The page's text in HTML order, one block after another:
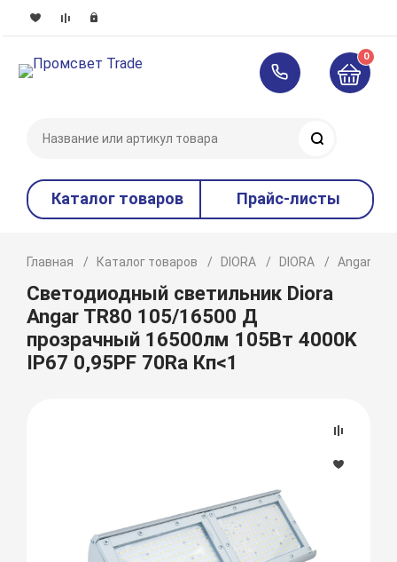
0
Каталог товаров Прайс-листы
Главная Каталог товаров DIORA DIORA Angar
Светодиодный светильник Diora
Angar TR80 105/16500 Д
прозрачный 16500лм 105Вт 4000K
IP67 0,95PF 70Ra Кп<1